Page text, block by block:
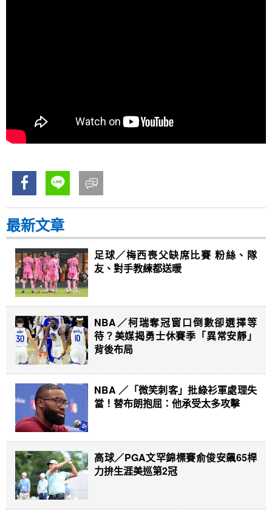
最新文章
足球／梅西喪父缺席比賽 粉絲、隊
友、對手教練都送暖
NBA／柯瑞奪冠窗口倒數卻選擇等
待？美媒揭勇士休賽季「異常安靜」
背後布局
NBA ／「微笑刺客」批綠衫軍處理失
當！替布朗抱屈：他承受太多攻擊
高球／PGA文罕錦標賽俞俊安飆65桿
力拚生涯美巡第2冠